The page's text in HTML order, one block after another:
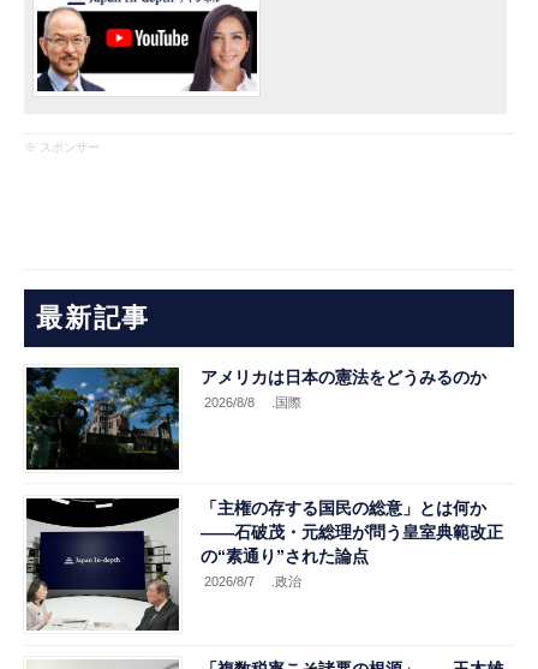
※ スポンサー
最新記事
アメリカは日本の憲法をどうみるのか
2026/8/8 .国際
「主権の存する国民の総意」とは何か
――石破茂・元総理が問う皇室典範改正
の“素通り”された論点
2026/8/7 .政治